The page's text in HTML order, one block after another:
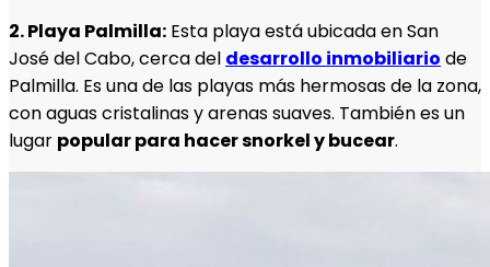
2. Playa Palmilla: Esta playa está ubicada en San
José del Cabo, cerca del desarrollo inmobiliario de
Palmilla. Es una de las playas más hermosas de la zona,
con aguas cristalinas y arenas suaves. También es un
lugar popular para hacer snorkel y bucear.